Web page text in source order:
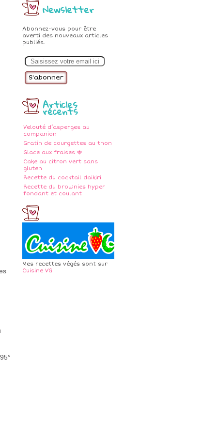
Newsletter
Abonnez-vous pour être
averti des nouveaux articles
publiés.
m
Articles
récents
Velouté d’asperges au
companion
Gratin de courgettes au thon
Glace aux fraises 🍓
Cake au citron vert sans
gluten
Recette du cocktail daikiri
Recette du brownies hyper
fondant et coulant
Mes recettes végés sont sur
Cuisine VG